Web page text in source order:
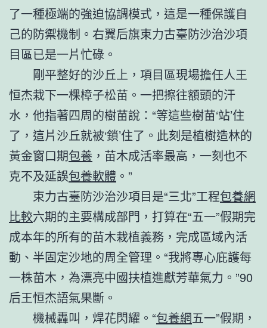
了一種極端的強迫協調模式，這是一種保護自
己的防禦機制。右翼后旗束力古臺防沙治沙項
目區已是一片忙碌。
剛平整好的沙丘上，項目區現場擔任人王
恒杰栽下一棵樟子松苗。一把擦往額頭的汗
水，他指著四周的樹苗說：“等這些樹苗‘站’住
了，這片沙丘就被‘鎖’住了。此刻是植樹造林的
黃金窗口期包養 ，苗木成活率最高，一刻也不
克不及延誤包養軟體 。”
束力古臺防沙治沙項目是“三北”工程包養網
比較六期的主要構成部門，打算在“五一”假期完
成本年的所有的苗木栽植義務，完成區域內活
動、半固定沙地的周全管理。“我將專心庇護每
一株苗木，為漂亮中國扶植進獻芳華氣力。”90
后王恒杰語氣果斷。
機械轟叫，焊花閃耀。“包養網五一”假期，